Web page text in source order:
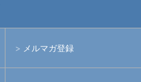
メルマガ登録